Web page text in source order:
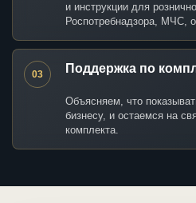
и инструкции для
Роспотребнадзора, МЧС,
03 Поддержка по
Объясняем, что
бизнесу, и остаемся на
комплекта.